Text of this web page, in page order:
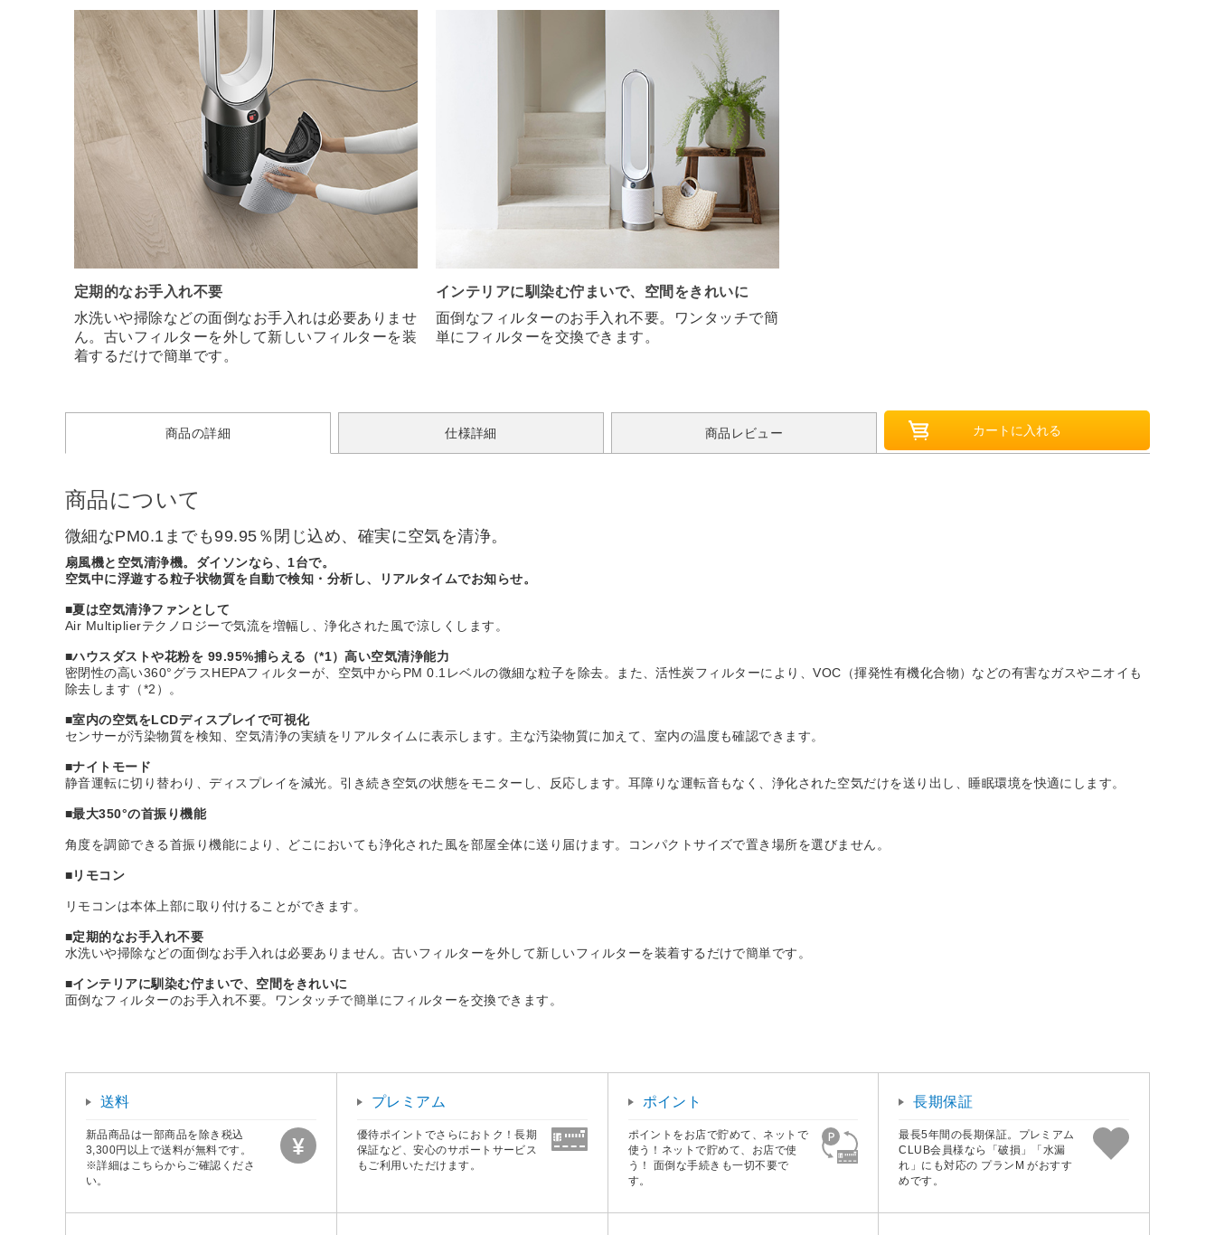
定期的なお手入れ不要
水洗いや掃除などの面倒なお手入れは必要ありませ
ん。古いフィルターを外して新しいフィルターを装
着するだけで簡単です。
インテリアに馴染む佇まいで、空間をきれいに
面倒なフィルターのお手入れ不要。ワンタッチで簡
単にフィルターを交換できます。
商品の詳細 仕様詳細 商品レビュー
商品について
微細なPM0.1までも99.95％閉じ込め、確実に空気を清浄。
扇風機と空気清浄機。ダイソンなら、1台で。
空気中に浮遊する粒子状物質を自動で検知・分析し、リアルタイムでお知らせ。
■夏は空気清浄ファンとして
Air Multiplierテクノロジーで気流を増幅し、浄化された風で涼しくします。
■ハウスダストや花粉を 99.95%捕らえる（*1）高い空気清浄能力
密閉性の高い360°グラスHEPAフィルターが、空気中からPM 0.1レベルの微細な粒子を除去。また、活性炭フィルターにより、VOC（揮発性有機化合物）などの有害なガスやニオイも
除去します（*2）。
■室内の空気をLCDディスプレイで可視化
センサーが汚染物質を検知、空気清浄の実績をリアルタイムに表示します。主な汚染物質に加えて、室内の温度も確認できます。
■ナイトモード
静音運転に切り替わり、ディスプレイを減光。引き続き空気の状態をモニターし、反応します。耳障りな運転音もなく、浄化された空気だけを送り出し、睡眠環境を快適にします。
■最大350°の首振り機能
角度を調節できる首振り機能により、どこにおいても浄化された風を部屋全体に送り届けます。コンパクトサイズで置き場所を選びません。
■リモコン
リモコンは本体上部に取り付けることができます。
■定期的なお手入れ不要
水洗いや掃除などの面倒なお手入れは必要ありません。古いフィルターを外して新しいフィルターを装着するだけで簡単です。
■インテリアに馴染む佇まいで、空間をきれいに
面倒なフィルターのお手入れ不要。ワンタッチで簡単にフィルターを交換できます。
送料
新品商品は一部商品を除き税込
3,300円以上で送料が無料です。
※詳細はこちらからご確認くださ
い。
プレミアム
優待ポイントでさらにおトク！長期
保証など、安心のサポートサービス
もご利用いただけます。
ポイント
ポイントをお店で貯めて、ネットで
使う！ネットで貯めて、お店で使
う！ 面倒な手続きも一切不要で
す。
長期保証
最長5年間の長期保証。プレミアム
CLUB会員様なら「破損」「水漏
れ」にも対応の プランM がおすす
めです。